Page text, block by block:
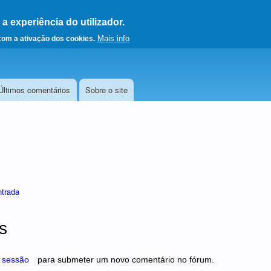
experiência do utilizador.
a ativação dos cookies. Mais info
página principal
comentários Sobre o site
para submeter um novo comentário no fórum.